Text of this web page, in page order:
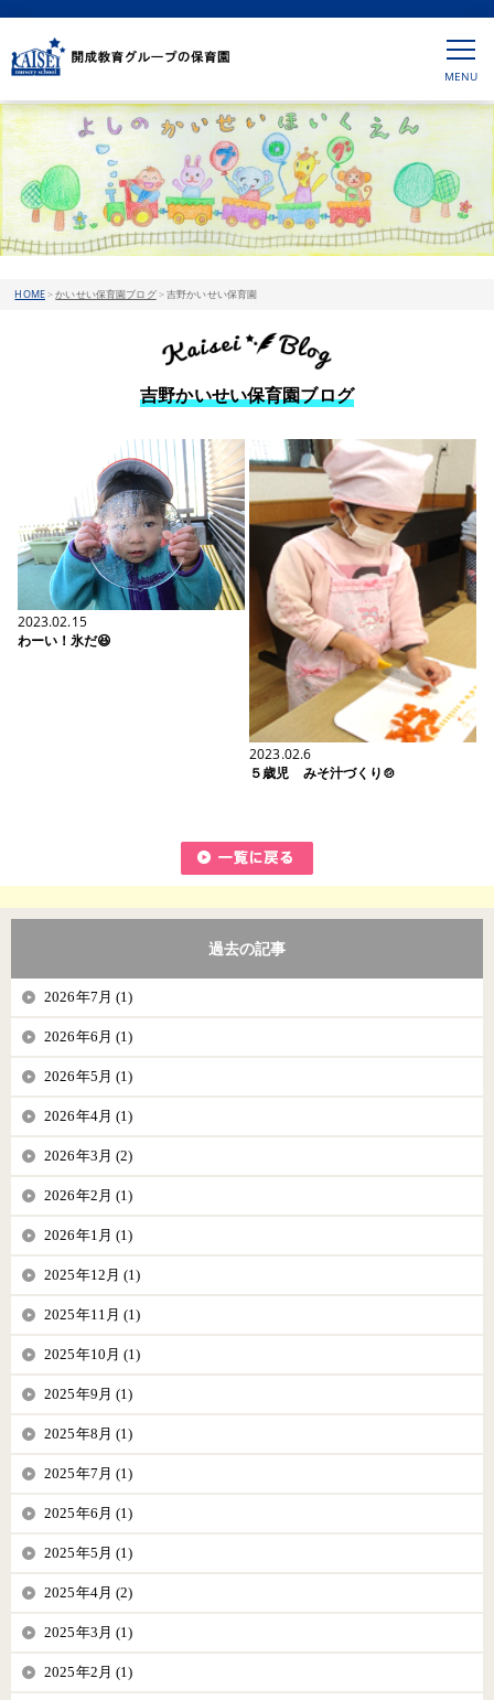
HOME>かいせい保育園ブログ>吉野かいせい保育園
吉野かいせい保育園ブログ
2023.02.15
わーい！氷だ😆
2023.02.6
５歳児 みそ汁づくり🍲
過去の記事
2026年7月 (1)
2026年6月 (1)
2026年5月 (1)
2026年4月 (1)
2026年3月 (2)
2026年2月 (1)
2026年1月 (1)
2025年12月 (1)
2025年11月 (1)
2025年10月 (1)
2025年9月 (1)
2025年8月 (1)
2025年7月 (1)
2025年6月 (1)
2025年5月 (1)
2025年4月 (2)
2025年3月 (1)
2025年2月 (1)